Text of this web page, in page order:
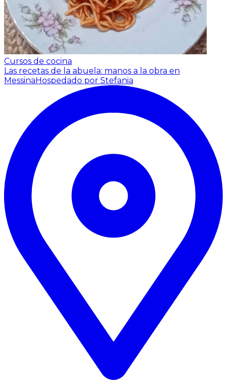
Cursos de cocina
Las recetas de la abuela: manos a la obra en
MessinaHospedado por Stefania